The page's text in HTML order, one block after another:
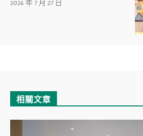
2026 年 7 月 27 日
相關文章